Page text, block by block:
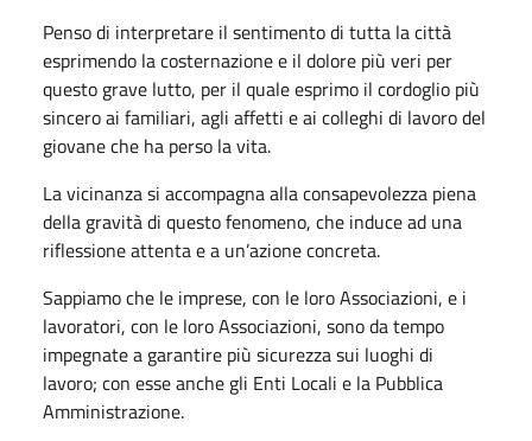
Penso di interpretare il sentimento di tutta la città
esprimendo la costernazione e il dolore più veri per
questo grave lutto, per il quale esprimo il cordoglio più
sincero ai familiari, agli affetti e ai colleghi di lavoro del
giovane che ha perso la vita.
La vicinanza si accompagna alla consapevolezza piena
della gravità di questo fenomeno, che induce ad una
riflessione attenta e a un’azione concreta.
Sappiamo che le imprese, con le loro Associazioni, e i
lavoratori, con le loro Associazioni, sono da tempo
impegnate a garantire più sicurezza sui luoghi di
lavoro; con esse anche gli Enti Locali e la Pubblica
Amministrazione.